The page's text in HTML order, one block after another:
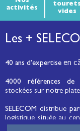
activités
tourets
vides
Les +
40 ans d’expertise en
4000 références de
stockées sur notre
SELECOM distribue
logistique située au